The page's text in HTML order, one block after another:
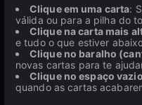
Clique em uma carta:
válida ou para a pilha do
Clique na carta mais
e tudo o que estiver
Clique no baralho
novas cartas para te
Clique no espaço
quando as cartas